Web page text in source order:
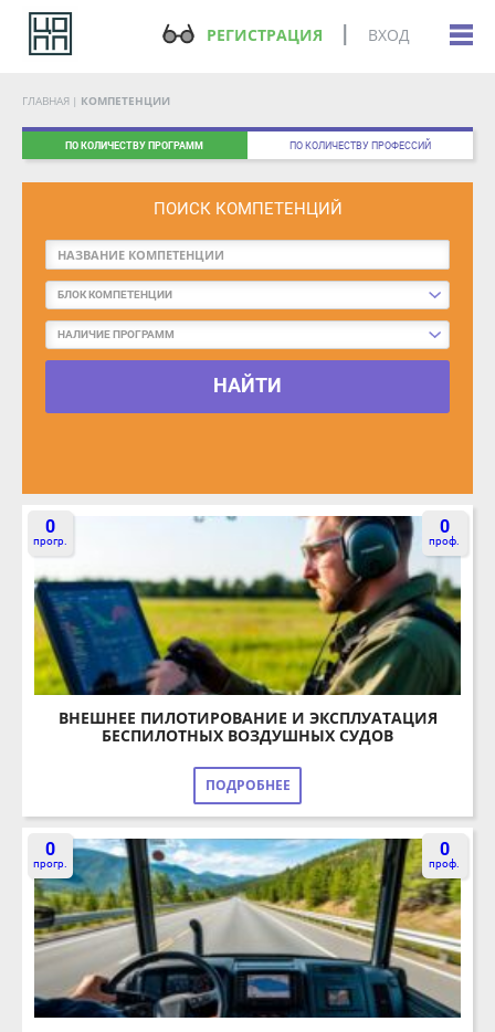
РЕГИСТРАЦИЯ ВХОД
ГЛАВНАЯ КОМПЕТЕНЦИИ
ПО КОЛИЧЕСТВУ ПРОГРАММ ПО КОЛИЧЕСТВУ ПРОФЕССИЙ
ПОИСК КОМПЕТЕНЦИЙ
БЛОК КОМПЕТЕНЦИИ
НАЛИЧИЕ ПРОГРАММ
НАЙТИ
0
прогр. проф.
БЕСПИЛОТНЫХ ВОЗДУШНЫХ СУДОВ
ПОДРОБНЕЕ
прогр. проф.
ВОДИТЕЛЬ ГРУЗОВИКА